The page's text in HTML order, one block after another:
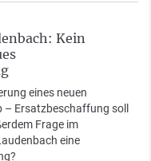
Kein
eines neuen
Ersatzbeschaffung soll
Frage im
eine